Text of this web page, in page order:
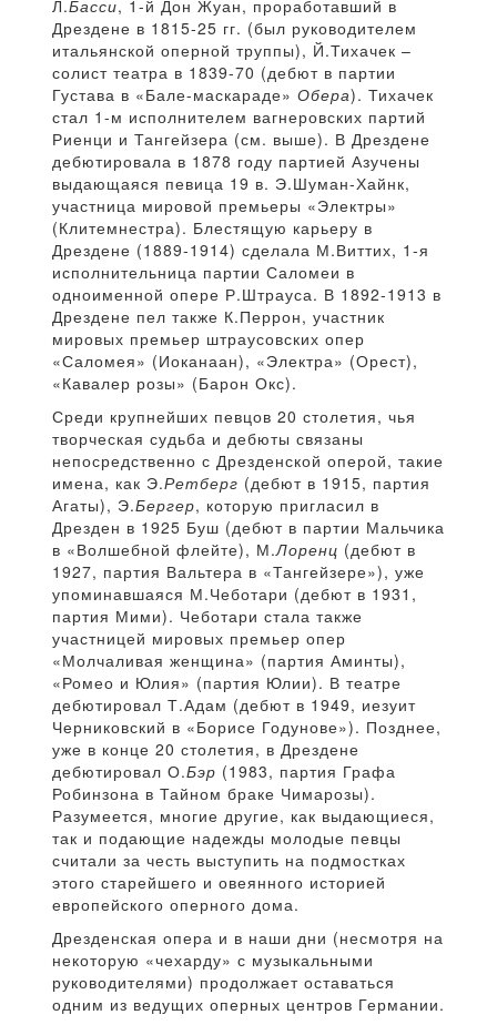
Л.Басси, 1-й Дон Жуан, проработавший в
Дрездене в 1815-25 гг. (был руководителем
итальянской оперной труппы), Й.Тихачек –
солист театра в 1839-70 (дебют в партии
Густава в «Бале-маскараде» Обера). Тихачек
стал 1-м исполнителем вагнеровских партий
Риенци и Тангейзера (см. выше). В Дрездене
дебютировала в 1878 году партией Азучены
выдающаяся певица 19 в. Э.Шуман-Хайнк,
участница мировой премьеры «Электры»
(Клитемнестра). Блестящую карьеру в
Дрездене (1889-1914) сделала М.Виттих, 1-я
исполнительница партии Саломеи в
одноименной опере Р.Штрауса. В 1892-1913 в
Дрездене пел также К.Перрон, участник
мировых премьер штраусовских опер
«Саломея» (Иоканаан), «Электра» (Орест),
«Кавалер розы» (Барон Окс).
Среди крупнейших певцов 20 столетия, чья
творческая судьба и дебюты связаны
непосредственно с Дрезденской оперой, такие
имена, как Э.Ретберг (дебют в 1915, партия
Агаты), Э.Бергер, которую пригласил в
Дрезден в 1925 Буш (дебют в партии Мальчика
в «Волшебной флейте), М.Лоренц (дебют в
1927, партия Вальтера в «Тангейзере»), уже
упоминавшаяся М.Чеботари (дебют в 1931,
партия Мими). Чеботари стала также
участницей мировых премьер опер
«Молчаливая женщина» (партия Аминты),
«Ромео и Юлия» (партия Юлии). В театре
дебютировал Т.Адам (дебют в 1949, иезуит
Черниковский в «Борисе Годунове»). Позднее,
уже в конце 20 столетия, в Дрездене
дебютировал О.Бэр (1983, партия Графа
Робинзона в Тайном браке Чимарозы).
Разумеется, многие другие, как выдающиеся,
так и подающие надежды молодые певцы
считали за честь выступить на подмостках
этого старейшего и овеянного историей
европейского оперного дома.
Дрезденская опера и в наши дни (несмотря на
некоторую «чехарду» с музыкальными
руководителями) продолжает оставаться
одним из ведущих оперных центров Германии.